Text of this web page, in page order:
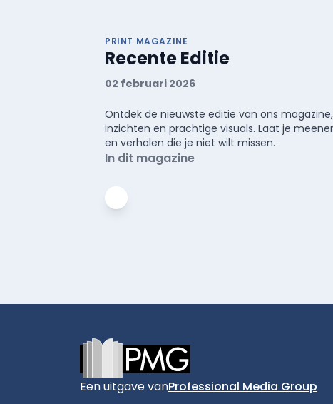
PRINT MAGAZINE
Recente Editie
02 februari 2026
Ontdek de nieuwste editie van ons
inzichten en prachtige visuals. Laat je
en verhalen die je niet wilt missen.
In dit magazine
Een uitgave vanProfessional Media Group